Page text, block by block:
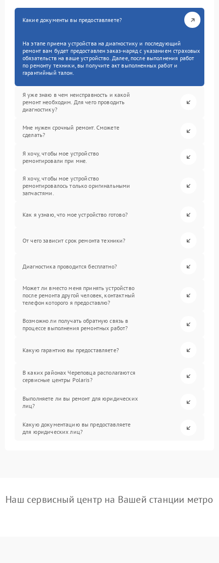
Какие документы вы предоставляете?
На этапе приема устройства на диагностику и последующий
ремонт вам будет предоставлен заказ-наряд с указанием страховых
обязательств на ваше устройство. Далее, после выполнения работ
по ремонту техники, вы получите акт выполненных работ и
гарантийный талон.
Я уже знаю в чем неисправность и какой
ремонт необходим. Для чего проводить
диагностику?
Мне нужен срочный ремонт. Сможете
сделать?
Я хочу, чтобы мое устройство
ремонтировали при мне.
Я хочу, чтобы мое устройство
ремонтировалось только оригинальными
запчастями.
Как я узнаю, что мое устройство готово?
От чего зависит срок ремонта техники?
Диагностика проводится бесплатно?
Может ли вместо меня принять устройство
после ремонта другой человек, контактный
телефон которого я предоставлю?
Возможно ли получать обратную связь в
процессе выполнения ремонтных работ?
Какую гарантию вы предоставляете?
В каких районах Череповца располагаются
сервисные центры Polaris?
Выполняете ли вы ремонт для юридических
лиц?
Какую документацию вы предоставляете
для юридических лиц?
Наш сервисный центр на Вашей станции метро